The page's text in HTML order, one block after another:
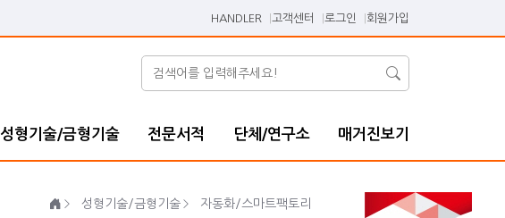
HANDLER 고객센터 로그인 회원가입
성형기술/금형기술 전문서적 단체/연구소 매거진보기
성형기술/금형기술 자동화/스마트팩토리